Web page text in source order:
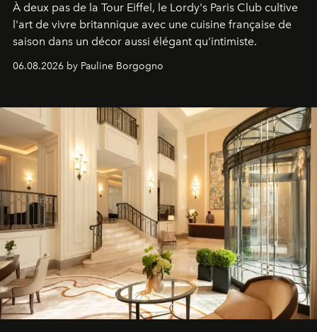
À deux pas de la Tour Eiffel, le Lordy's Paris Club cultive
l'art de vivre britannique avec une cuisine française de
saison dans un décor aussi élégant qu'intimiste.
06.08.2026 by Pauline Borgogno